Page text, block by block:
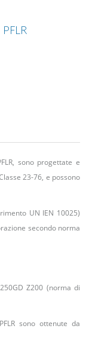
sono progettate e
23-76, e possono
UN IEN 10025)
secondo norma
Z200 (norma di
sono ottenute da